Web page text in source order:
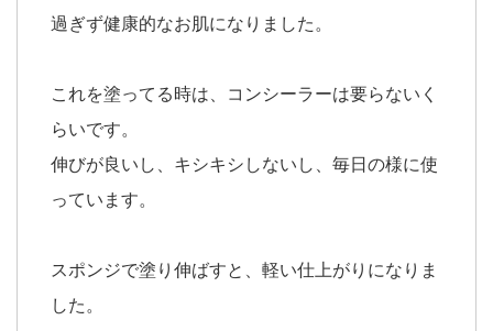
過ぎず健康的なお肌になりました。
これを塗ってる時は、コンシーラーは要らないく
らいです。
伸びが良いし、キシキシしないし、毎日の様に使
っています。
スポンジで塗り伸ばすと、軽い仕上がりになりま
した。